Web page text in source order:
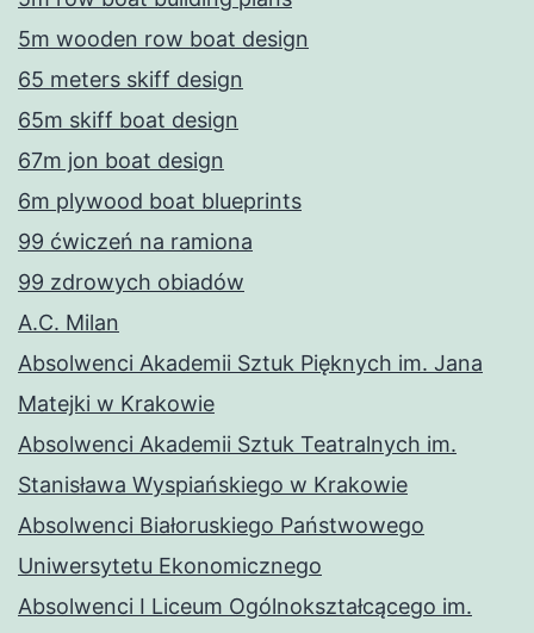
5m wooden row boat design
65 meters skiff design
65m skiff boat design
67m jon boat design
6m plywood boat blueprints
99 ćwiczeń na ramiona
99 zdrowych obiadów
A.C. Milan
Absolwenci Akademii Sztuk Pięknych im. Jana
Matejki w Krakowie
Absolwenci Akademii Sztuk Teatralnych im.
Stanisława Wyspiańskiego w Krakowie
Absolwenci Białoruskiego Państwowego
Uniwersytetu Ekonomicznego
Absolwenci I Liceum Ogólnokształcącego im.